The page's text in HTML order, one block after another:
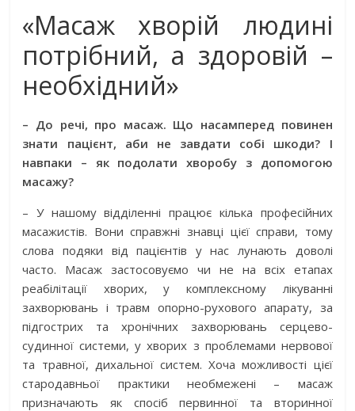
«Масаж хворій людині
потрібний, а здоровій –
необхідний»
– До речі, про масаж. Що насамперед повинен
знати пацієнт, аби не завдати собі шкоди? І
навпаки – як подолати хворобу з допомогою
масажу?
– У нашому відділенні працює кілька професійних
масажистів. Вони справжні знавці цієї справи, тому
слова подяки від пацієнтів у нас лунають доволі
часто. Масаж застосовуємо чи не на всіх етапах
реабілітації хворих, у комплексному лікуванні
захворювань і травм опорно-рухового апарату, за
підгострих та хронічних захворювань серцево-
судинної системи, у хворих з проблемами нервової
та травної, дихальної систем. Хоча можливості цієї
стародавньої практики необмежені – масаж
призначають як спосіб первинної та вторинної